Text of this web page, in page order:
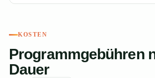
KOSTEN
Programmgebühren
Dauer